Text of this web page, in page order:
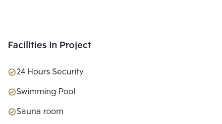
Facilities In Project
24 Hours Security
Swimming Pool
Sauna room